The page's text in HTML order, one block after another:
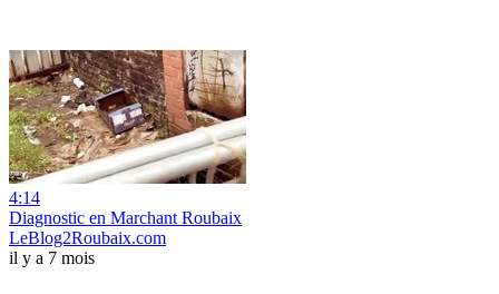
4:14
Diagnostic en Marchant Roubaix
LeBlog2Roubaix.com
il y a 7 mois